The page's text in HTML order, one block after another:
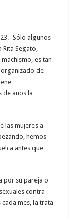
Sólo algunos
Segato,
es tan
de
de años la
las mujeres a
hemos
antes que
por su pareja o
contra
mes, la trata